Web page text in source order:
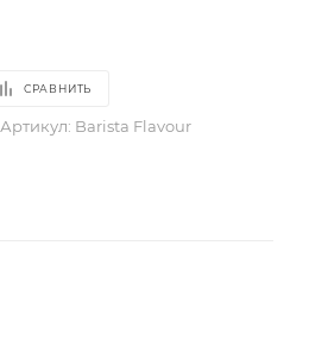
СРАВНИТЬ
Артикул: Barista Flavour